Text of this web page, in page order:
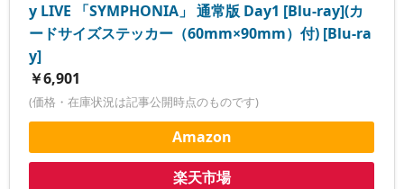
y LIVE 「SYMPHONIA」 通常版 Day1 [Blu-ray](カ
ードサイズステッカー（60mm×90mm）付) [Blu-ra
y]
￥6,901
(価格・在庫状況は記事公開時点のものです)
Amazon
楽天市場